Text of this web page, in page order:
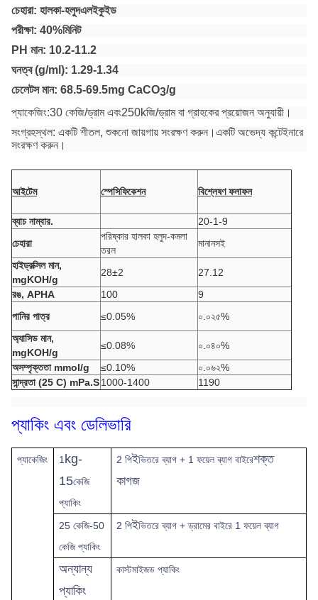
চেহারা: হালকা-হলুদএলইকুইড
পরীক্ষা: 40%মিনিট
PH মান: 10.2-11.2
ঘনত্ব (g/ml): 1.29-1.34
চেলেটস মান: 68.5-69.5mg CaCO3/g
প্যাকেজিং:30 কেজি/ড্রাম এবং250kজি/ড্রাম বা গ্রাহকের প্রয়োজন অনুযায়ী।
সংগ্রহস্থল: একটি শীতল, শুকনো জায়গায় সংরক্ষণ করুন।একটি অভেদ্য কন্টেইনারে
সংরক্ষণ করুন।
আইটেম স্পেসিফিকেশন বিশ্লেষণ ফলাফল
ব্যাচ নাম্বার.
20-1-9
চেহারা
পরিষ্কার হালকা হলুদ-কমলা
তরল
মানানসই
হাইড্রক্সিল মান,
mgKOH/g
28±2
27.12
রঙ, APHA
100
9
পানির পাত্র
≤0.05%
০.০২৫%
অ্যাসিড মান,
mgKOH/g
≤0.08%
০.০৪০%
অসম্পৃক্ততা mmol/g
≤0.10%
০.০৬২%
সান্দ্রতা (25 C) mPa.S1000-1400 1190
প্যাকিং এবং ডেলিভারি
প্যাকেজিং 1 kg-
15কেজি
প্যাকিং
2 পিইভিতরে ব্যাগ + 1 ফয়েল ব্যাগ বাইরেশক্ত
কাগজ
25 কেজি-50
কেজি প্যাকিং
2 পিইভিতরে ব্যাগ + ড্রামের বাইরে 1 ফয়েল ব্যাগ
অন্যান্য
প্যাকিং
কাস্টমাইজড প্যাকিং